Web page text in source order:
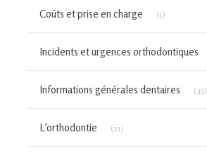
Coûts et prise en charge (1)
Incidents et urgences orthodontiques
Informations générales dentaires (45)
L'orthodontie (21)